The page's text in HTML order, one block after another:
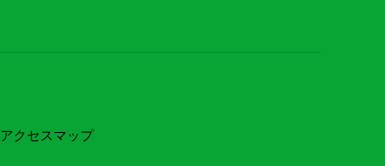
アクセスマップ